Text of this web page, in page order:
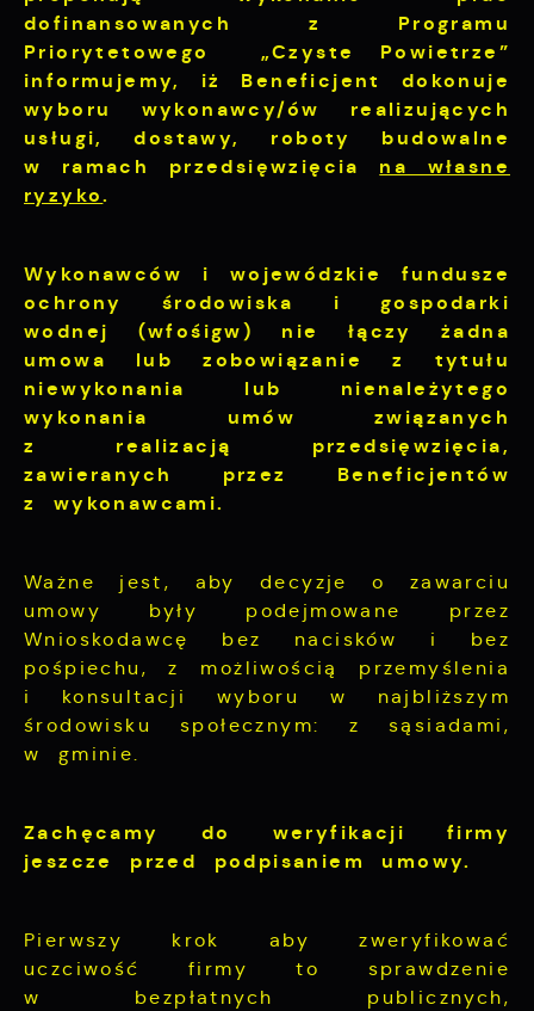
dofinansowanych z Programu
Priorytetowego „Czyste Powietrze”
informujemy, iż Beneficjent dokonuje
wyboru wykonawcy/ów realizujących
usługi, dostawy, roboty budowalne
w ramach przedsięwzięcia na własne
ryzyko.
Wykonawców i wojewódzkie fundusze
ochrony środowiska i gospodarki
wodnej (wfośigw) nie łączy żadna
umowa lub zobowiązanie z tytułu
niewykonania lub nienależytego
wykonania umów związanych
z realizacją przedsięwzięcia,
zawieranych przez Beneficjentów
z wykonawcami.
Ważne jest, aby decyzje o zawarciu
umowy były podejmowane przez
Wnioskodawcę bez nacisków i bez
pośpiechu, z możliwością przemyślenia
i konsultacji wyboru w najbliższym
środowisku społecznym: z sąsiadami,
w gminie.
Zachęcamy do weryfikacji firmy
jeszcze przed podpisaniem umowy.
Pierwszy krok aby zweryfikować
uczciwość firmy
to sprawdzenie
w bezpłatnych publicznych,
Cookies analityczne pozwalają na uzyskanie
informacji w zakresie wykorzystywania
witryny internetowej, miejsca oraz
częstotliwości, z jaką odwiedzane są nasze
serwisy www. Dane pozwalają nam na
ocenę naszych serwisów internetowych pod
względem ich popularności wśród
użytkowników. Zgromadzone informacje są
przetwarzane w formie zanonimizowanej.
funkcjonalności.
Więcej
Reklamowe
Dzięki reklamowym plikom cookies
prezentujemy Ci najciekawsze informacje i
aktualności na stronach naszych partnerów.
prezentowania Ci naszych komunikatów na
podstawie analizy Twoich upodobań oraz
Twoich zwyczajów dotyczących przeglądanej
witryny internetowej. Treści promocyjne
mogą pojawić się na stronach podmiotów
trzecich lub firm będących naszymi
partnerami oraz innych dostawców usług.
Firmy te działają w charakterze
pośredników prezentujących nasze treści w
postaci wiadomości, ofert, komunikatów
mediów społecznościowych.